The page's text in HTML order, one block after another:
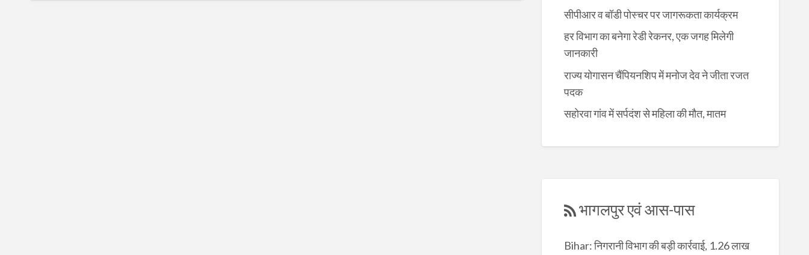
सीपीआर व बॉडी पोस्चर पर जागरूकता कार्यक्रम
हर विभाग का बनेगा रेडी रेकनर, एक जगह मिलेगी
जानकारी
राज्य योगासन चैंपियनशिप में मनोज देव ने जीता रजत
पदक
सहोरवा गांव में सर्पदंश से महिला की मौत, मातम
भागलपुर एवं आस-पास
Bihar: निगरानी विभाग की बड़ी कार्रवाई, 1.26 लाख